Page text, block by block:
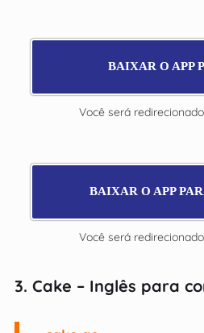
BAIXAR O APP
Você será
BAIXAR O APP
Você será
3. Cake – Inglês para